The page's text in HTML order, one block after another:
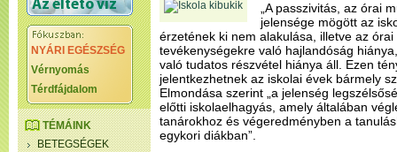
NYÁRI EGÉSZSÉG
Vérnyomás
Térdfájdalom
TÉMÁINK
BETEGSÉGEK
„A passzivitás, az órai
jelensége mögött az
érzetének ki nem alakulása, illetve az
tevékenységekre való hajlandóság
való tudatos részvétel hiánya áll. Ezen
jelentkezhetnek az iskolai évek bármely
Elmondása szerint „a jelenség
előtti iskolaelhagyás, amely általában
tanárokhoz és végeredményben a
egykori diákban”.